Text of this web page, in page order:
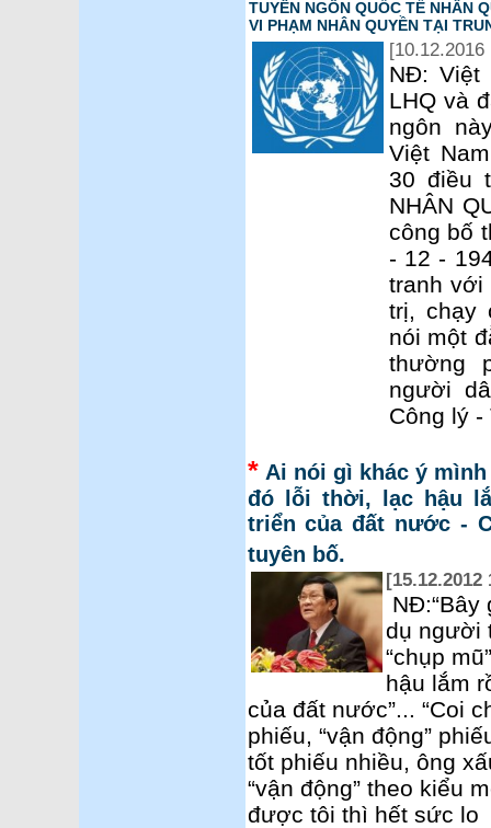
TUYÊN NGÔN QUỐC TẾ NHÂN
VI PHẠM NHÂN QUYỀN TẠI
[10.12.2016
NĐ: Việt
LHQ và
ngôn
Việt
30 điều
NHÂN
công bố
- 12 -
tranh với
trị, chạy
nói một
thường
người
Công lý -
* Ai nói gì khác ý
đó lỗi thời, lạc hậu
triển của đất nước -
tuyên bố.
[15.12.2012
NĐ:“Bây
dụ người
“chụp
hậu lắm
của đất nước”... “Coi
phiếu, “vận động”
tốt phiếu nhiều, ông
“vận động” theo kiểu
được tôi thì hết sức lo